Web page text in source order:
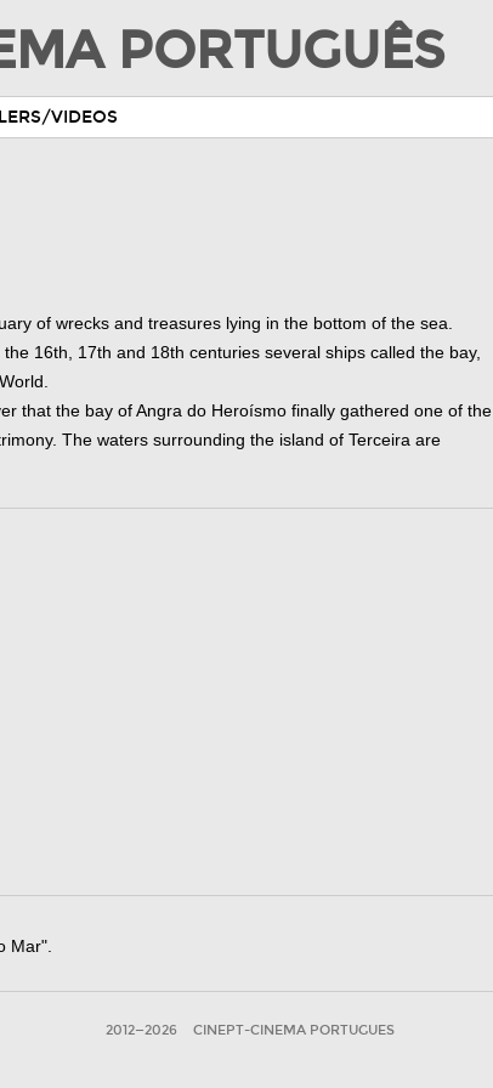
PORTUGUÊS
VIDEOS
of wrecks and treasures lying in the bottom of the sea.
16th, 17th and 18th centuries several ships called the bay,
that the bay of Angra do Heroísmo finally gathered one of the
The waters surrounding the island of Terceira are
Mar".
2012—2026 CINEPT-CINEMA PORTUGUES